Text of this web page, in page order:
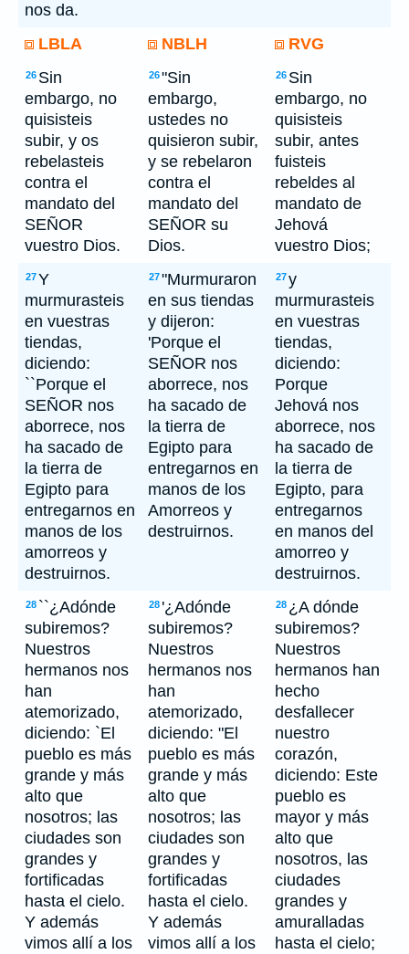
nos da.
LBLA NBLH RVG
26 Sin
embargo, no
quisisteis
subir, y os
rebelasteis
contra el
mandato del
SEÑOR
vuestro Dios.
26"Sin
embargo,
ustedes no
quisieron subir,
y se rebelaron
contra el
mandato del
SEÑOR su
Dios.
26 Sin
embargo, no
quisisteis
subir, antes
fuisteis
rebeldes al
mandato de
Jehová
vuestro Dios;
27Y
murmurasteis
en vuestras
tiendas,
diciendo:
``Porque el
SEÑOR nos
aborrece, nos
ha sacado de
la tierra de
Egipto para
entregarnos en
manos de los
amorreos y
destruirnos.
27"Murmuraron
en sus tiendas
y dijeron:
'Porque el
SEÑOR nos
aborrece, nos
ha sacado de
la tierra de
Egipto para
entregarnos en
manos de los
Amorreos y
destruirnos.
27y
murmurasteis
en vuestras
tiendas,
diciendo:
Porque
Jehová nos
aborrece, nos
ha sacado de
la tierra de
Egipto, para
entregarnos
en manos del
amorreo y
destruirnos.
28 ``¿Adónde
subiremos?
Nuestros
hermanos nos
han
atemorizado,
diciendo: `El
pueblo es más
grande y más
alto que
nosotros; las
ciudades son
grandes y
fortificadas
hasta el cielo.
Y además
vimos allí a los
28 '¿Adónde
subiremos?
Nuestros
hermanos nos
han
atemorizado,
diciendo: "El
pueblo es más
grande y más
alto que
nosotros; las
ciudades son
grandes y
fortificadas
hasta el cielo.
Y además
vimos allí a los
28 ¿A dónde
subiremos?
Nuestros
hermanos han
hecho
desfallecer
nuestro
corazón,
diciendo: Este
pueblo es
mayor y más
alto que
nosotros, las
ciudades
grandes y
amuralladas
hasta el cielo;